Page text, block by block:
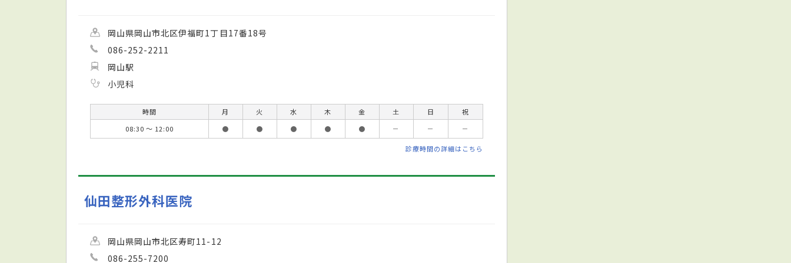
岡山県岡山市北区伊福町1丁目17番18号
086-252-2211
岡山駅
小児科
時間 月 火 水 木 金 土 日
祝
08:30 ～ 12:00
● ● ● ● ● － － －
診療時間の詳細はこちら
仙田整形外科医院
岡山県岡山市北区寿町11-12
086-255-7200